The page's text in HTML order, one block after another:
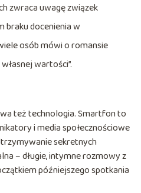
zwraca uwagę związek
braku docenienia w
osób mówi o romansie
wartości”.
też technologia. Smartfon to
i media społecznościowe
sekretnych
– długie, intymne rozmowy z
późniejszego spotkania